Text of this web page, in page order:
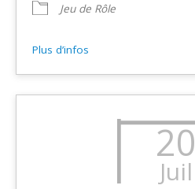
Jeu de Rôle
Plus d’infos
20
Juil